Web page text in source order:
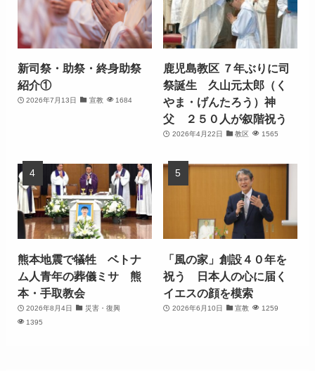
新司祭・助祭・終身助祭
紹介①
2026年7月13日 宣教 1684
鹿児島教区 ７年ぶりに司
祭誕生 久山元太郎（く
やま・げんたろう）神
父 ２５０人が叙階祝う
2026年4月22日 教区 1565
熊本地震で犠牲 ベトナ
ム人青年の葬儀ミサ 熊
本・手取教会
2026年8月4日
災害・復興
1395
「風の家」創設４０年を
祝う 日本人の心に届く
イエスの顔を模索
2026年6月10日 宣教 1259